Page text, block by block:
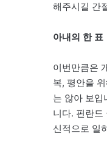
해주시길 간
아내의 한 표
이번만큼은
복, 평안을
는 않아 보입
니다. 핀란드
신적으로 일